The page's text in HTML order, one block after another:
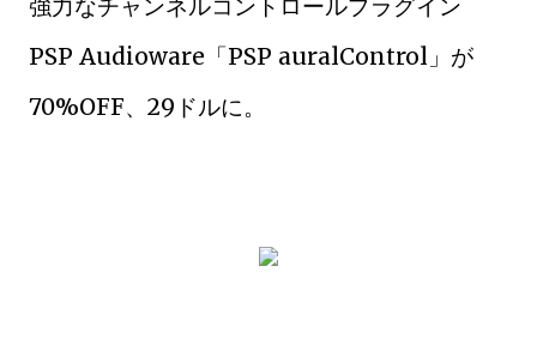
強力なチャンネルコントロールプラグイン
PSP Audioware「PSP auralControl」が
70%OFF、29ドルに。